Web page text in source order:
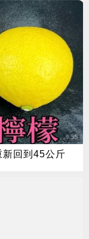
回到45公斤